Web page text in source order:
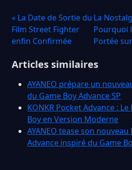
« La Date de Sortie du
Film Street Fighter
enfin Confirmée
La
Pourquoi
Portée
Articles similaires
AYANEO prépare un
du Game Boy Advance SP
KONKR Pocket Advance :
Boy en Version Moderne
AYANEO tease son nouveau
Advance inspiré du Game